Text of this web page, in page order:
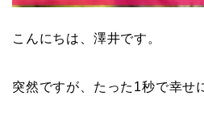
こんにちは、澤井です。
突然ですが、たった1秒で幸せ